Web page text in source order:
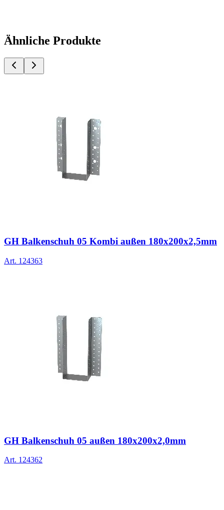
Ähnliche Produkte
GH Balkenschuh 05 Kombi außen 180x200x2,5mm
Art. 124363
GH Balkenschuh 05 außen 180x200x2,0mm
Art. 124362